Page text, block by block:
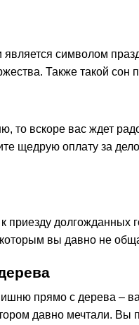
символом
Также такой
то вскоре вас ждет
щедрую оплату за
долгожданных
вы давно не
прямо с дерева –
давно мечтали. Вы